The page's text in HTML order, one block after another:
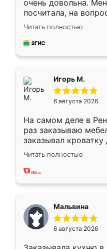
очень довольна.
посчитала, на
Замерщик приехал в
делу со всей
за день, ребята
Читать полностью
Игорь М.
6 августа 2026
На самом деле в
раз заказываю
заказывал
ребёнка при его
заказал шкаф-купе.
хорошее сборка
меньше, здесь же он
Мне нравится ,если
мебели буду
Читать полностью
Мальвина
6 августа 2026